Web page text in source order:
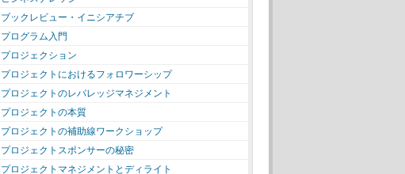
ブックレビュー・イニシアチブ
プログラム入門
プロジェクション
プロジェクトにおけるフォロワーシップ
プロジェクトのレバレッジマネジメント
プロジェクトの本質
プロジェクトの補助線ワークショップ
プロジェクトスポンサーの秘密
プロジェクトマネジメントとディライト